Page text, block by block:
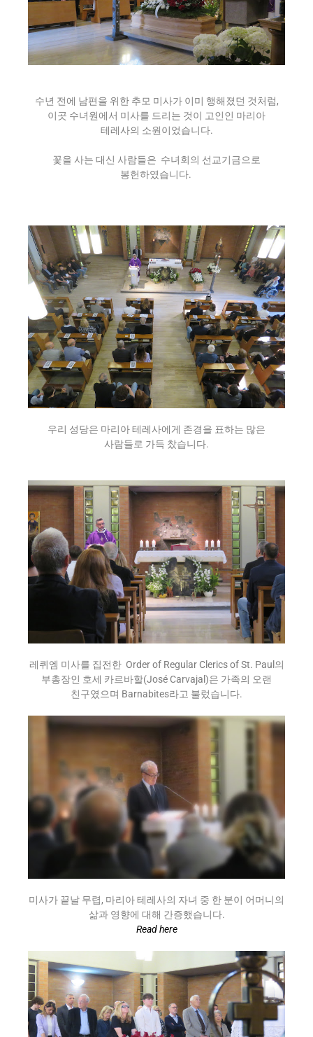
수년 전에 남편을 위한 추모 미사가 이미 행해졌던 것처럼,
이곳 수녀원에서 미사를 드리는 것이 고인인 마리아
테레사의 소원이었습니다.
꽃을 사는 대신 사람들은 수녀회의 선교기금으로
봉헌하였습니다.
우리 성당은 마리아 테레사에게 존경을 표하는 많은
사람들로 가득 찼습니다.
레퀴엠 미사를 집전한 Order of Regular Clerics of St. Paul의
부총장인 호세 카르바할(José Carvajal)은 가족의 오랜
친구였으며 Barnabites라고 불렀습니다.
미사가 끝날 무렵, 마리아 테레사의 자녀 중 한 분이 어머니의
삶과 영향에 대해 간증했습니다.
Read here